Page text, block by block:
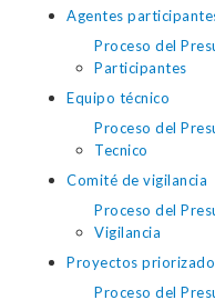
Agentes
Proceso del
Participantes
Equipo técnico
Proceso del
Tecnico
Comité de vigilancia
Proceso del
Vigilancia
Proyectos
Proceso del